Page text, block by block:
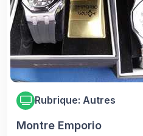
Rubrique: Autres
Montre Emporio